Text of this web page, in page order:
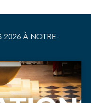
2026 À NOTRE-